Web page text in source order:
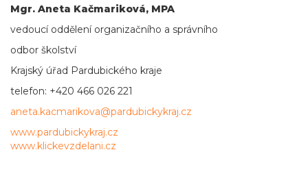
Mgr. Aneta Kačmariková, MPA
vedoucí oddělení organizačního a správního
odbor školství
Krajský úřad Pardubického kraje
telefon: +420 466 026 221
aneta.kacmarikova@pardubickykraj.cz
www.pardubickykraj.cz
www.klickevzdelani.cz